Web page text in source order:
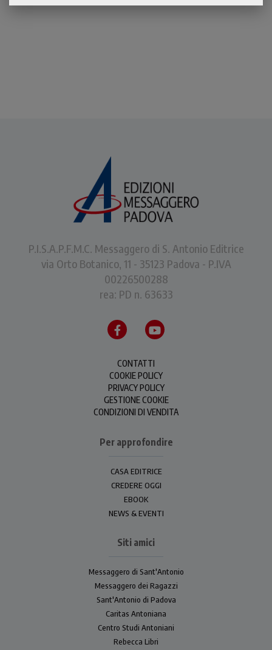
appartenenti al Terzo
P.I.S.A.P.F.M.C. Messaggero di S. Antonio Editrice
via Orto Botanico, 11 - 35123 Padova - P.IVA
00226500288
rea: PD n. 63633
CONTATTI
COOKIE POLICY
PRIVACY POLICY
GESTIONE COOKIE
CONDIZIONI DI VENDITA
Per approfondire
CASA EDITRICE
CREDERE OGGI
EBOOK
NEWS & EVENTI
Siti amici
Messaggero di Sant'Antonio
Messaggero dei Ragazzi
Sant'Antonio di Padova
Caritas Antoniana
Centro Studi Antoniani
Rebecca Libri